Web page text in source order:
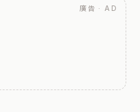
廣告 · AD